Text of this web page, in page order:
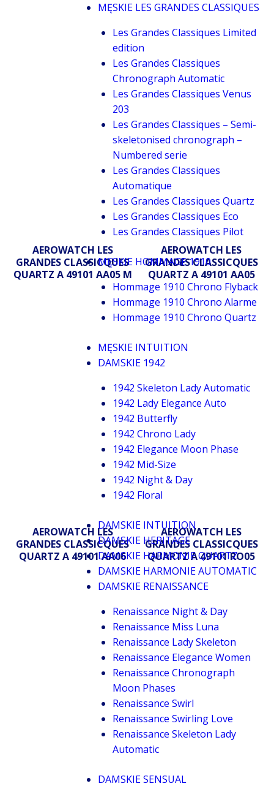
MĘSKIE LES GRANDES CLASSIQUES
Les Grandes Classiques Limited
edition
Les Grandes Classiques
Chronograph Automatic
Les Grandes Classiques Venus
203
Les Grandes Classiques – Semi-
skeletonised chronograph –
Numbered serie
Les Grandes Classiques
Automatique
Les Grandes Classiques Quartz
Les Grandes Classiques Eco
Les Grandes Classiques Pilot
MĘSKIE HOMMAGE 1910
Hommage 1910 Chrono Flyback
Hommage 1910 Chrono Alarme
Hommage 1910 Chrono Quartz
MĘSKIE INTUITION
DAMSKIE 1942
1942 Skeleton Lady Automatic
1942 Lady Elegance Auto
1942 Butterfly
1942 Chrono Lady
1942 Elegance Moon Phase
1942 Mid-Size
1942 Night & Day
1942 Floral
DAMSKIE INTUITION
DAMSKIE HERITAGE
DAMSKIE HARMONIE QUARTZ
DAMSKIE HARMONIE AUTOMATIC
DAMSKIE RENAISSANCE
Renaissance Night & Day
Renaissance Miss Luna
Renaissance Lady Skeleton
Renaissance Elegance Women
Renaissance Chronograph
Moon Phases
Renaissance Swirl
Renaissance Swirling Love
Renaissance Skeleton Lady
Automatic
DAMSKIE SENSUAL
AEROWATCH LES
GRANDES CLASSICQUES
QUARTZ A 49101 AA05 M
AEROWATCH LES
GRANDES CLASSICQUES
QUARTZ A 49101 AA05
AEROWATCH LES
GRANDES CLASSICQUES
QUARTZ A 49101 AA06
AEROWATCH LES
GRANDES CLASSICQUES
QUARTZ A 49101 RO05